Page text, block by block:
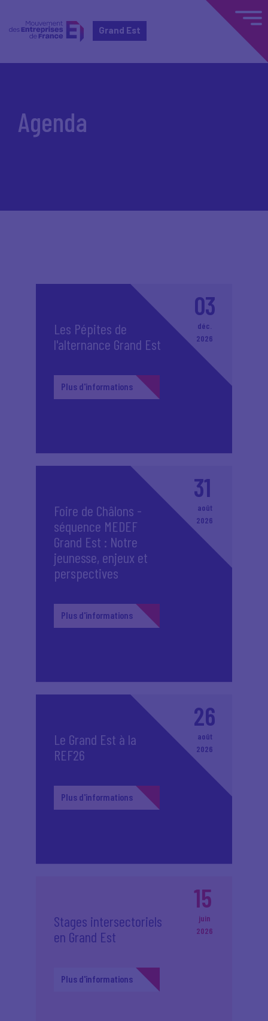
Grand Est
Agenda
03
déc.
2026
Les Pépites de
l'alternance Grand Est
Plus d'informations
31
août
2026
Foire de Châlons -
séquence MEDEF
Grand Est : Notre
jeunesse, enjeux et
perspectives
Plus d'informations
26
août
2026
Le Grand Est à la
REF26
Plus d'informations
15
juin
2026
Stages intersectoriels
en Grand Est
Plus d'informations